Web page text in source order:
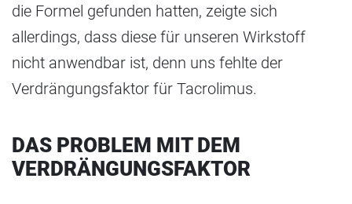
die Formel gefunden hatten, zeigte sich
allerdings, dass diese für unseren Wirkstoff
nicht anwendbar ist, denn uns fehlte der
Verdrängungsfaktor für Tacrolimus.
DAS PROBLEM MIT DEM
VERDRÄNGUNGSFAKTOR